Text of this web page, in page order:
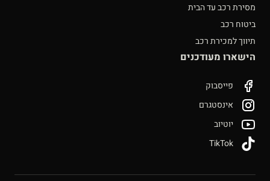
מסירת רכב עד הבית
ביטוח רכב
תיווך למכירת רכב
הישארו מעודכנים
פייסבוק
אינסטגרם
יוטיוב